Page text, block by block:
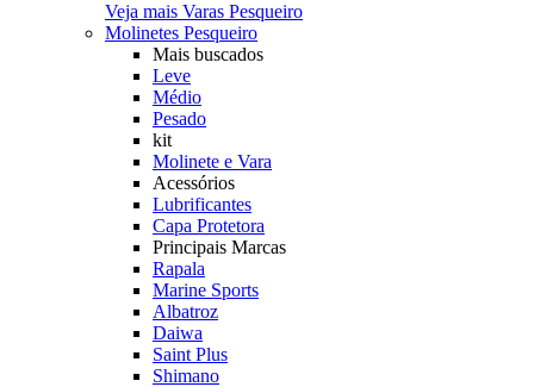
Veja mais Varas Pesqueiro
Molinetes Pesqueiro
Mais buscados
Leve
Médio
Pesado
kit
Molinete e Vara
Acessórios
Lubrificantes
Capa Protetora
Principais Marcas
Rapala
Marine Sports
Albatroz
Daiwa
Saint Plus
Shimano